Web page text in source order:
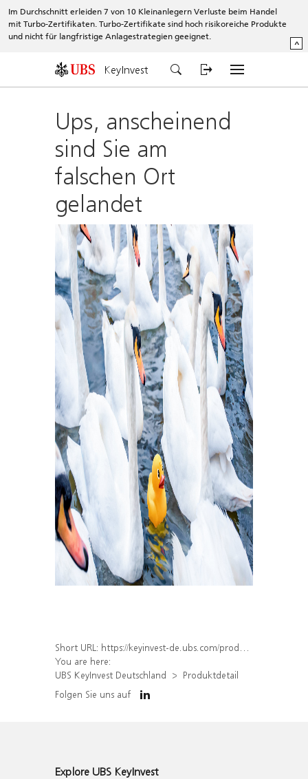
Im Durchschnitt erleiden 7 von 10 Kleinanlegern Verluste beim Handel
mit Turbo-Zertifikaten. Turbo-Zertifikate sind hoch risikoreiche Produkte
und nicht für langfristige Anlagestrategien geeignet.
^
KeyInvest
Ups, anscheinend
sind Sie am
falschen Ort
gelandet
Short URL: https://keyinvest-de.ubs.com/produkt/detail/index/isin/DE000WA454H7
You are here:
UBS KeyInvest Deutschland
Produktdetail
Folgen Sie uns auf
Explore UBS KeyInvest